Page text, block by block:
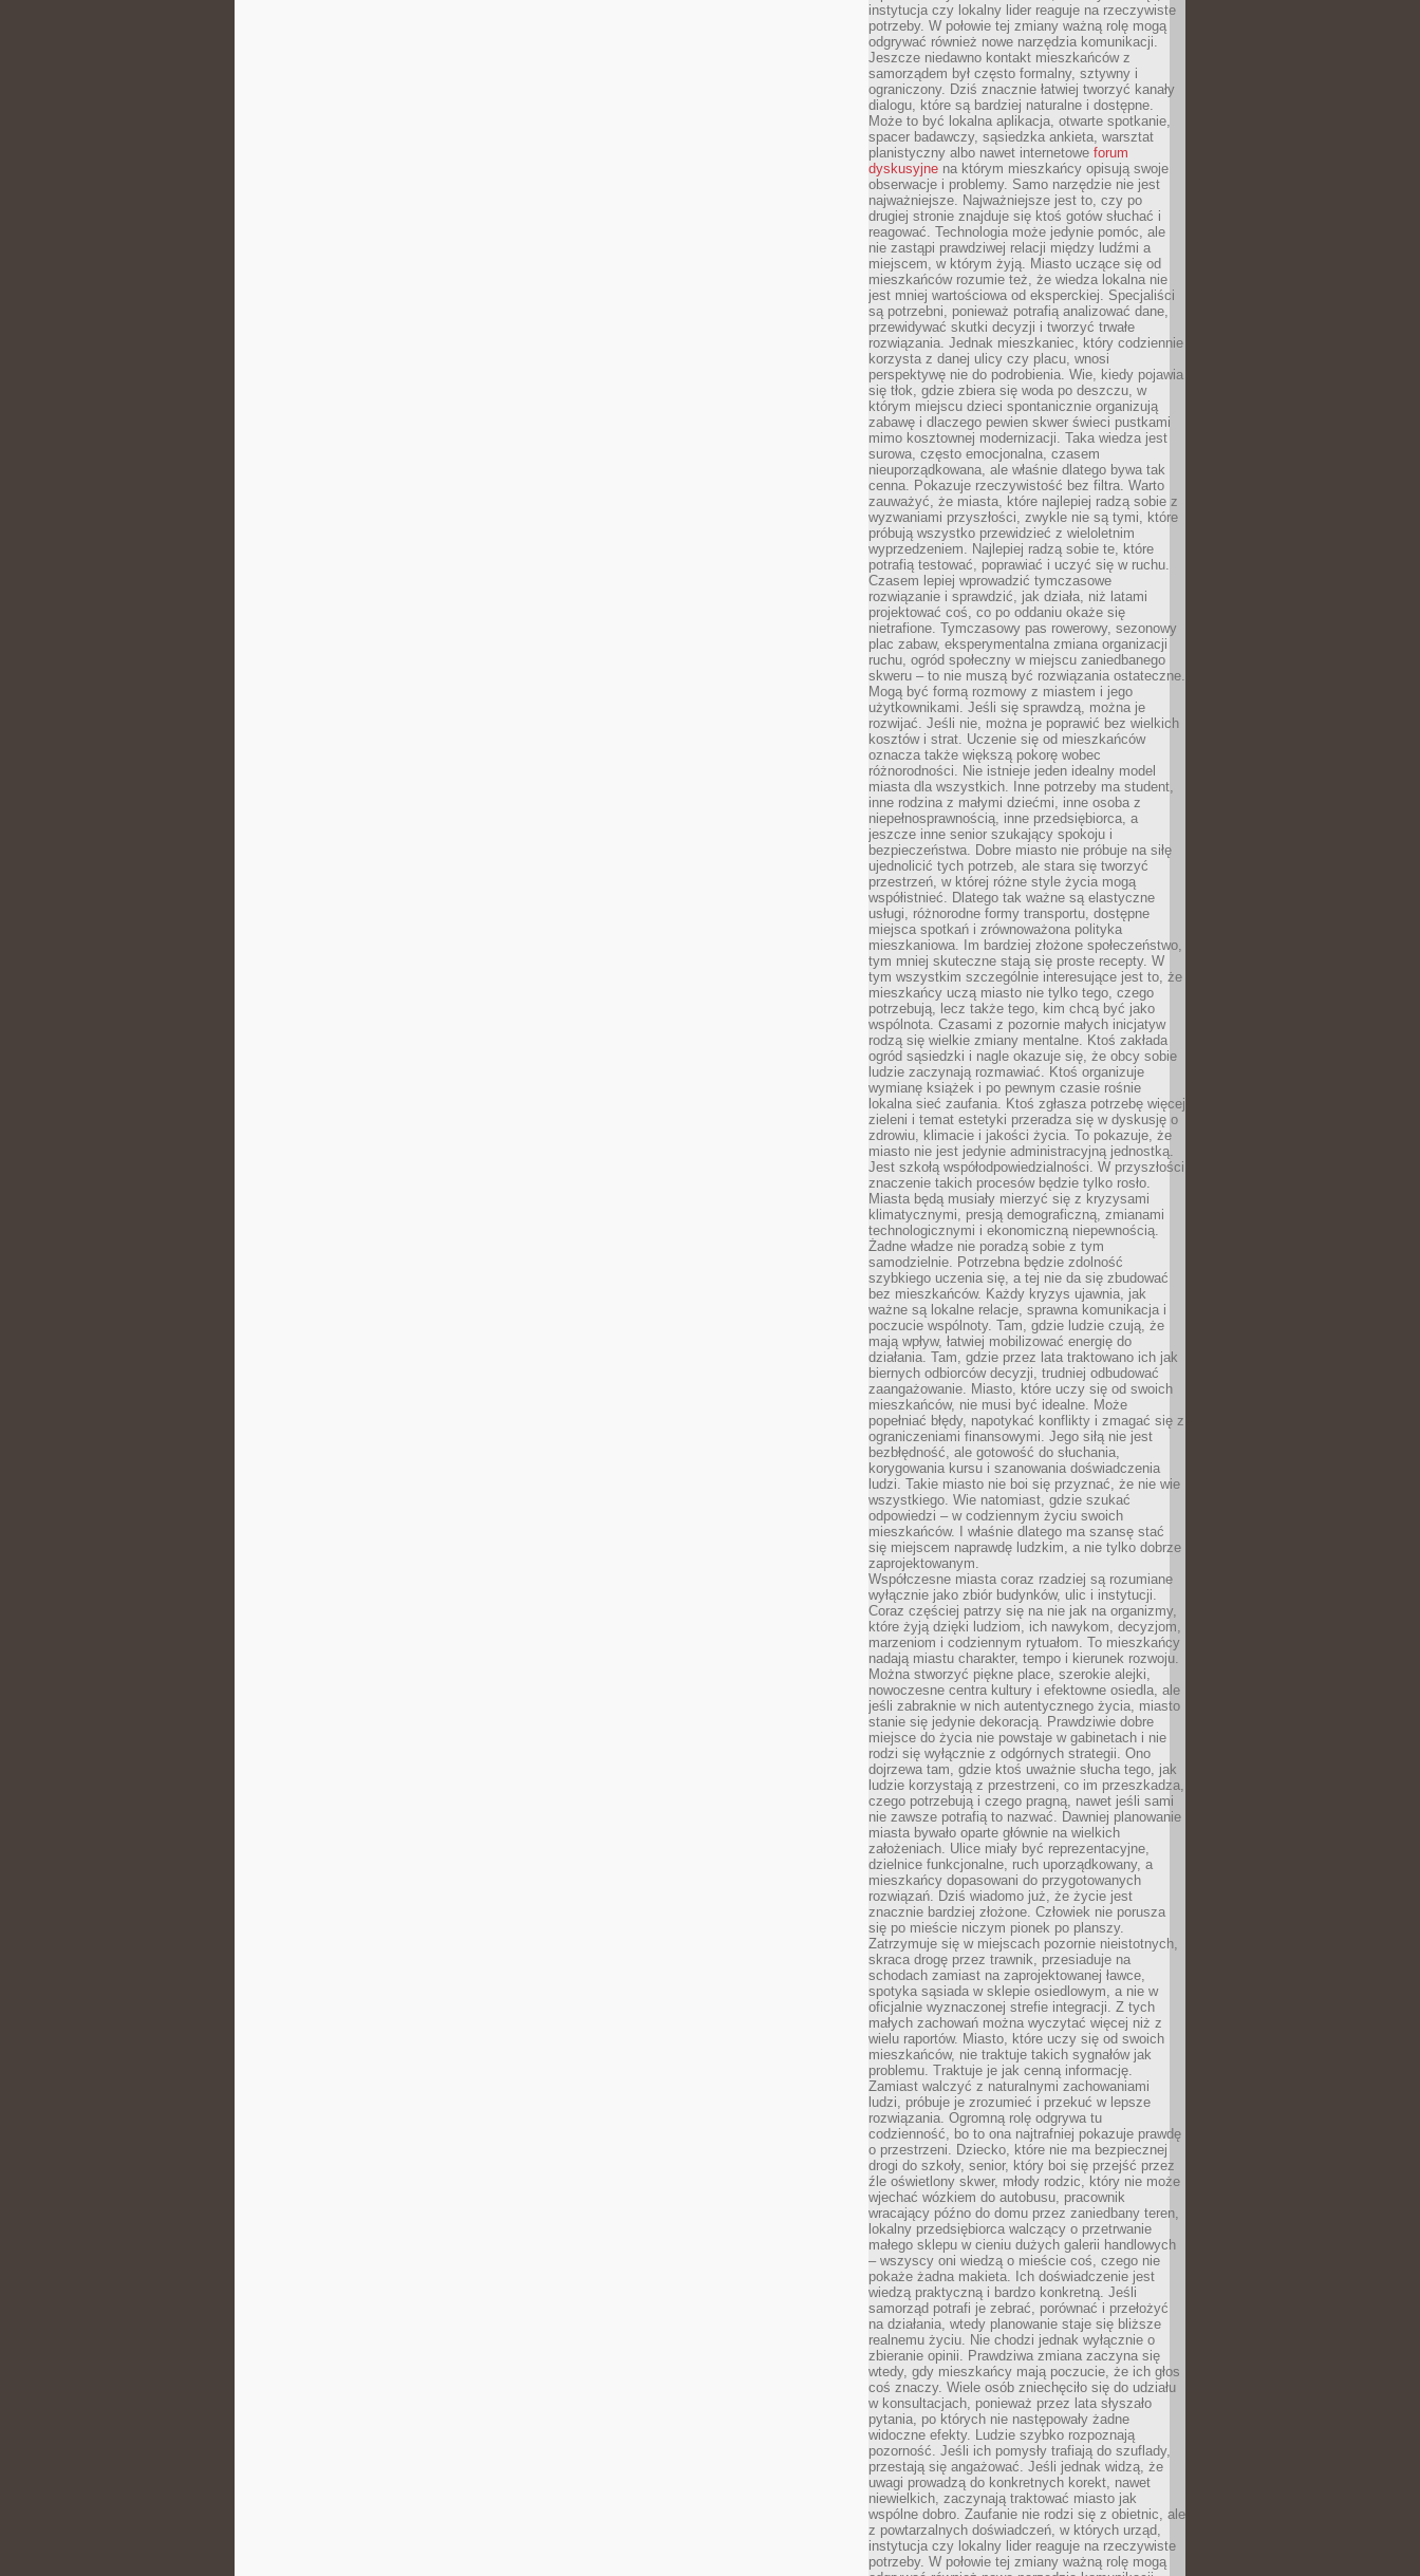
instytucja czy lokalny lider reaguje na rzeczywiste
potrzeby. W połowie tej zmiany ważną rolę mogą
odgrywać również nowe narzędzia komunikacji.
Jeszcze niedawno kontakt mieszkańców z
samorządem był często formalny, sztywny i
ograniczony. Dziś znacznie łatwiej tworzyć kanały
dialogu, które są bardziej naturalne i dostępne.
Może to być lokalna aplikacja, otwarte spotkanie,
spacer badawczy, sąsiedzka ankieta, warsztat
planistyczny albo nawet internetowe forum
dyskusyjne na którym mieszkańcy opisują swoje
obserwacje i problemy. Samo narzędzie nie jest
najważniejsze. Najważniejsze jest to, czy po
drugiej stronie znajduje się ktoś gotów słuchać i
reagować. Technologia może jedynie pomóc, ale
nie zastąpi prawdziwej relacji między ludźmi a
miejscem, w którym żyją. Miasto uczące się od
mieszkańców rozumie też, że wiedza lokalna nie
jest mniej wartościowa od eksperckiej. Specjaliści
są potrzebni, ponieważ potrafią analizować dane,
przewidywać skutki decyzji i tworzyć trwałe
rozwiązania. Jednak mieszkaniec, który codziennie
korzysta z danej ulicy czy placu, wnosi
perspektywę nie do podrobienia. Wie, kiedy pojawia
się tłok, gdzie zbiera się woda po deszczu, w
którym miejscu dzieci spontanicznie organizują
zabawę i dlaczego pewien skwer świeci pustkami
mimo kosztownej modernizacji. Taka wiedza jest
surowa, często emocjonalna, czasem
nieuporządkowana, ale właśnie dlatego bywa tak
cenna. Pokazuje rzeczywistość bez filtra. Warto
zauważyć, że miasta, które najlepiej radzą sobie z
wyzwaniami przyszłości, zwykle nie są tymi, które
próbują wszystko przewidzieć z wieloletnim
wyprzedzeniem. Najlepiej radzą sobie te, które
potrafią testować, poprawiać i uczyć się w ruchu.
Czasem lepiej wprowadzić tymczasowe
rozwiązanie i sprawdzić, jak działa, niż latami
projektować coś, co po oddaniu okaże się
nietrafione. Tymczasowy pas rowerowy, sezonowy
plac zabaw, eksperymentalna zmiana organizacji
ruchu, ogród społeczny w miejscu zaniedbanego
skweru – to nie muszą być rozwiązania ostateczne.
Mogą być formą rozmowy z miastem i jego
użytkownikami. Jeśli się sprawdzą, można je
rozwijać. Jeśli nie, można je poprawić bez wielkich
kosztów i strat. Uczenie się od mieszkańców
oznacza także większą pokorę wobec
różnorodności. Nie istnieje jeden idealny model
miasta dla wszystkich. Inne potrzeby ma student,
inne rodzina z małymi dziećmi, inne osoba z
niepełnosprawnością, inne przedsiębiorca, a
jeszcze inne senior szukający spokoju i
bezpieczeństwa. Dobre miasto nie próbuje na siłę
ujednolicić tych potrzeb, ale stara się tworzyć
przestrzeń, w której różne style życia mogą
współistnieć. Dlatego tak ważne są elastyczne
usługi, różnorodne formy transportu, dostępne
miejsca spotkań i zrównoważona polityka
mieszkaniowa. Im bardziej złożone społeczeństwo,
tym mniej skuteczne stają się proste recepty. W
tym wszystkim szczególnie interesujące jest to, że
mieszkańcy uczą miasto nie tylko tego, czego
potrzebują, lecz także tego, kim chcą być jako
wspólnota. Czasami z pozornie małych inicjatyw
rodzą się wielkie zmiany mentalne. Ktoś zakłada
ogród sąsiedzki i nagle okazuje się, że obcy sobie
ludzie zaczynają rozmawiać. Ktoś organizuje
wymianę książek i po pewnym czasie rośnie
lokalna sieć zaufania. Ktoś zgłasza potrzebę więcej
zieleni i temat estetyki przeradza się w dyskusję o
zdrowiu, klimacie i jakości życia. To pokazuje, że
miasto nie jest jedynie administracyjną jednostką.
Jest szkołą współodpowiedzialności. W przyszłości
znaczenie takich procesów będzie tylko rosło.
Miasta będą musiały mierzyć się z kryzysami
klimatycznymi, presją demograficzną, zmianami
technologicznymi i ekonomiczną niepewnością.
Żadne władze nie poradzą sobie z tym
samodzielnie. Potrzebna będzie zdolność
szybkiego uczenia się, a tej nie da się zbudować
bez mieszkańców. Każdy kryzys ujawnia, jak
ważne są lokalne relacje, sprawna komunikacja i
poczucie wspólnoty. Tam, gdzie ludzie czują, że
mają wpływ, łatwiej mobilizować energię do
działania. Tam, gdzie przez lata traktowano ich jak
biernych odbiorców decyzji, trudniej odbudować
zaangażowanie. Miasto, które uczy się od swoich
mieszkańców, nie musi być idealne. Może
popełniać błędy, napotykać konflikty i zmagać się z
ograniczeniami finansowymi. Jego siłą nie jest
bezbłędność, ale gotowość do słuchania,
korygowania kursu i szanowania doświadczenia
ludzi. Takie miasto nie boi się przyznać, że nie wie
wszystkiego. Wie natomiast, gdzie szukać
odpowiedzi – w codziennym życiu swoich
mieszkańców. I właśnie dlatego ma szansę stać
się miejscem naprawdę ludzkim, a nie tylko dobrze
zaprojektowanym.
Współczesne miasta coraz rzadziej są rozumiane
wyłącznie jako zbiór budynków, ulic i instytucji.
Coraz częściej patrzy się na nie jak na organizmy,
które żyją dzięki ludziom, ich nawykom, decyzjom,
marzeniom i codziennym rytuałom. To mieszkańcy
nadają miastu charakter, tempo i kierunek rozwoju.
Można stworzyć piękne place, szerokie alejki,
nowoczesne centra kultury i efektowne osiedla, ale
jeśli zabraknie w nich autentycznego życia, miasto
stanie się jedynie dekoracją. Prawdziwie dobre
miejsce do życia nie powstaje w gabinetach i nie
rodzi się wyłącznie z odgórnych strategii. Ono
dojrzewa tam, gdzie ktoś uważnie słucha tego, jak
ludzie korzystają z przestrzeni, co im przeszkadza,
czego potrzebują i czego pragną, nawet jeśli sami
nie zawsze potrafią to nazwać. Dawniej planowanie
miasta bywało oparte głównie na wielkich
założeniach. Ulice miały być reprezentacyjne,
dzielnice funkcjonalne, ruch uporządkowany, a
mieszkańcy dopasowani do przygotowanych
rozwiązań. Dziś wiadomo już, że życie jest
znacznie bardziej złożone. Człowiek nie porusza
się po mieście niczym pionek po planszy.
Zatrzymuje się w miejscach pozornie nieistotnych,
skraca drogę przez trawnik, przesiaduje na
schodach zamiast na zaprojektowanej ławce,
spotyka sąsiada w sklepie osiedlowym, a nie w
oficjalnie wyznaczonej strefie integracji. Z tych
małych zachowań można wyczytać więcej niż z
wielu raportów. Miasto, które uczy się od swoich
mieszkańców, nie traktuje takich sygnałów jak
problemu. Traktuje je jak cenną informację.
Zamiast walczyć z naturalnymi zachowaniami
ludzi, próbuje je zrozumieć i przekuć w lepsze
rozwiązania. Ogromną rolę odgrywa tu
codzienność, bo to ona najtrafniej pokazuje prawdę
o przestrzeni. Dziecko, które nie ma bezpiecznej
drogi do szkoły, senior, który boi się przejść przez
źle oświetlony skwer, młody rodzic, który nie może
wjechać wózkiem do autobusu, pracownik
wracający późno do domu przez zaniedbany teren,
lokalny przedsiębiorca walczący o przetrwanie
małego sklepu w cieniu dużych galerii handlowych
– wszyscy oni wiedzą o mieście coś, czego nie
pokaże żadna makieta. Ich doświadczenie jest
wiedzą praktyczną i bardzo konkretną. Jeśli
samorząd potrafi je zebrać, porównać i przełożyć
na działania, wtedy planowanie staje się bliższe
realnemu życiu. Nie chodzi jednak wyłącznie o
zbieranie opinii. Prawdziwa zmiana zaczyna się
wtedy, gdy mieszkańcy mają poczucie, że ich głos
coś znaczy. Wiele osób zniechęciło się do udziału
w konsultacjach, ponieważ przez lata słyszało
pytania, po których nie następowały żadne
widoczne efekty. Ludzie szybko rozpoznają
pozorność. Jeśli ich pomysły trafiają do szuflady,
przestają się angażować. Jeśli jednak widzą, że
uwagi prowadzą do konkretnych korekt, nawet
niewielkich, zaczynają traktować miasto jak
wspólne dobro. Zaufanie nie rodzi się z obietnic, ale
z powtarzalnych doświadczeń, w których urząd,
instytucja czy lokalny lider reaguje na rzeczywiste
potrzeby. W połowie tej zmiany ważną rolę mogą